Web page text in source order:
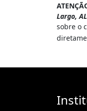
Largo, AL
sobre o